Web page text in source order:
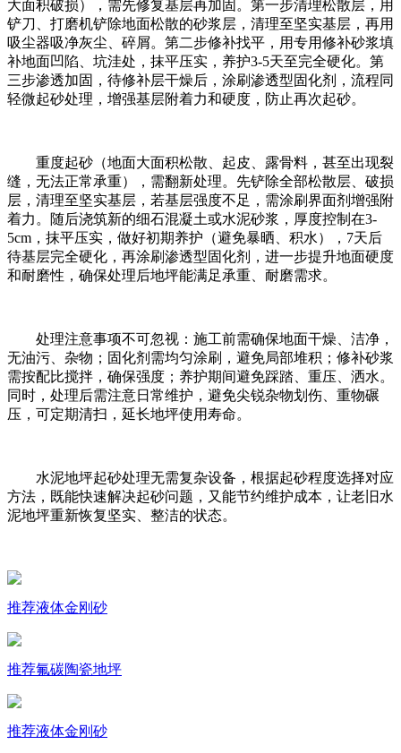
大面积破损），需先修复基层再加固。第一步清理松散层，用
铲刀、打磨机铲除地面松散的砂浆层，清理至坚实基层，再用
吸尘器吸净灰尘、碎屑。第二步修补找平，用专用修补砂浆填
补地面凹陷、坑洼处，抹平压实，养护3-5天至完全硬化。第
三步渗透加固，待修补层干燥后，涂刷渗透型固化剂，流程同
轻微起砂处理，增强基层附着力和硬度，防止再次起砂。
重度起砂（地面大面积松散、起皮、露骨料，甚至出现裂
缝，无法正常承重），需翻新处理。先铲除全部松散层、破损
层，清理至坚实基层，若基层强度不足，需涂刷界面剂增强附
着力。随后浇筑新的细石混凝土或水泥砂浆，厚度控制在3-
5cm，抹平压实，做好初期养护（避免暴晒、积水），7天后
待基层完全硬化，再涂刷渗透型固化剂，进一步提升地面硬度
和耐磨性，确保处理后地坪能满足承重、耐磨需求。
处理注意事项不可忽视：施工前需确保地面干燥、洁净，
无油污、杂物；固化剂需均匀涂刷，避免局部堆积；修补砂浆
需按配比搅拌，确保强度；养护期间避免踩踏、重压、洒水。
同时，处理后需注意日常维护，避免尖锐杂物划伤、重物碾
压，可定期清扫，延长地坪使用寿命。
水泥地坪起砂处理无需复杂设备，根据起砂程度选择对应
方法，既能快速解决起砂问题，又能节约维护成本，让老旧水
泥地坪重新恢复坚实、整洁的状态。
推荐液体金刚砂
推荐氟碳陶瓷地坪
推荐液体金刚砂